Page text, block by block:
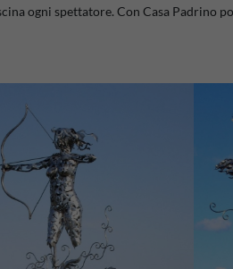
ogni spettatore. Con Casa